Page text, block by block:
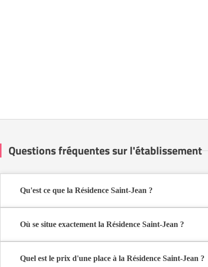
Questions fréquentes sur l'établissement
Qu'est ce que la Résidence Saint-Jean ?
Où se situe exactement la Résidence Saint-Jean ?
Quel est le prix d'une place à la Résidence Saint-Jean ?